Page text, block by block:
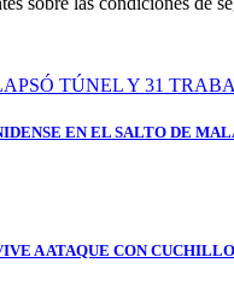
EN EL SALTO DE
A ATAQUE CON